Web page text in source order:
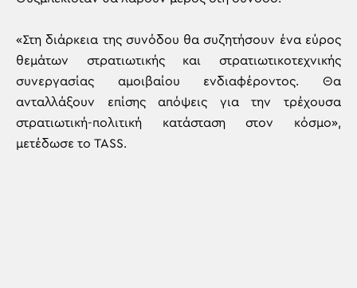
«Στη διάρκεια της συνόδου θα συζητήσουν ένα εύρος
θεμάτων στρατιωτικής και στρατιωτικοτεχνικής
συνεργασίας αμοιβαίου ενδιαφέροντος. Θα
ανταλλάξουν επίσης απόψεις για την τρέχουσα
στρατιωτική-πολιτική κατάσταση στον κόσμο»,
μετέδωσε το TASS.